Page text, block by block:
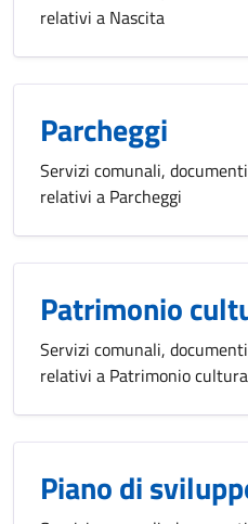
relativi a Nascita
Parcheggi
Servizi comunali,
relativi a Parcheggi
Patrimonio
Servizi comunali,
relativi a Patrimonio
Piano di